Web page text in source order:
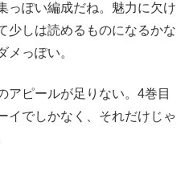
っぽい編成だね。魅力に欠け
少しは読めるものになるかな
メっぽい。
アピールが足りない。4巻目
イでしかなく、それだけじゃ